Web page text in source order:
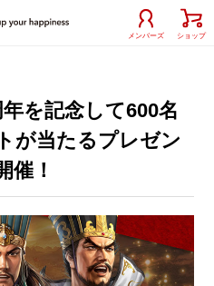
メンバーズ ショップ
年を記念して600名
が当たるプレゼン
催！